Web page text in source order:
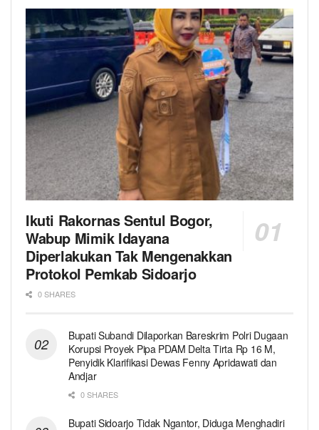
Ikuti Rakornas Sentul Bogor,
Wabup Mimik Idayana
Diperlakukan Tak Mengenakkan
Protokol Pemkab Sidoarjo
0 SHARES
Bupati Subandi Dilaporkan Bareskrim Polri Dugaan
Korupsi Proyek Pipa PDAM Delta Tirta Rp 16 M,
Penyidik Klarifikasi Dewas Fenny Apridawati dan
Andjar
0 SHARES
Bupati Sidoarjo Tidak Ngantor, Diduga Menghadiri